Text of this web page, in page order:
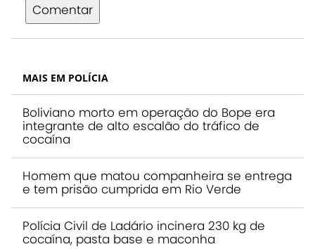
Comentar
MAIS EM POLÍCIA
Boliviano morto em operação do Bope era
integrante de alto escalão do tráfico de
cocaína
Homem que matou companheira se entrega
e tem prisão cumprida em Rio Verde
Polícia Civil de Ladário incinera 230 kg de
cocaína, pasta base e maconha